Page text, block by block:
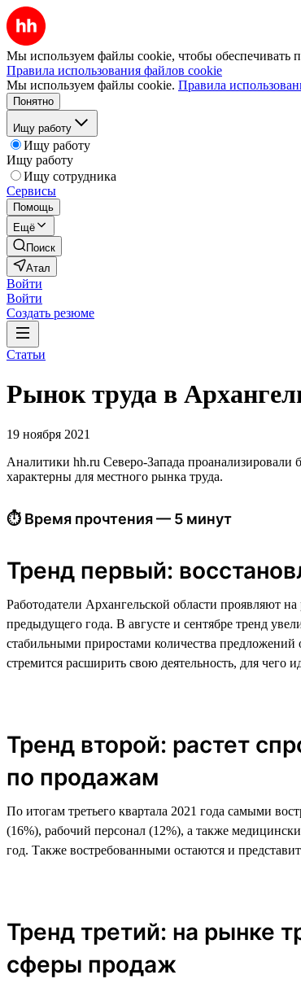
Мы используем файлы cookie, чтобы обеспечивать
Правила использования файлов cookie
Мы используем файлы cookie. Правила
Понятно
Ищу работу
Ищу работу
Ищу работу
Ищу сотрудника
Сервисы
Помощь
Ещё
Поиск
Атал
Войти
Войти
Создать резюме
Статьи
Рынок труда в
19 ноября 2021
Аналитики hh.ru Северо-Запада проанализировали
характерны для местного рынка труда.
⏱ Время прочтения — 5 минут
Тренд первый:
Работодатели Архангельской области проявляют
предыдущего года. В августе и сентябре тренд
стабильными приростами количества предложений
стремится расширить свою деятельность, для чего
Тренд второй: растет
по продажам
По итогам третьего квартала 2021 года самыми
(16%), рабочий персонал (12%), а также
год. Также востребованными остаются и
Тренд третий: на рынке
сферы продаж